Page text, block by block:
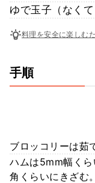
ゆで玉子（なくて
料理を安全に楽しむ
手順
ブロッコリーは茹
ハムは5mm幅く
角くらいにきざむ。